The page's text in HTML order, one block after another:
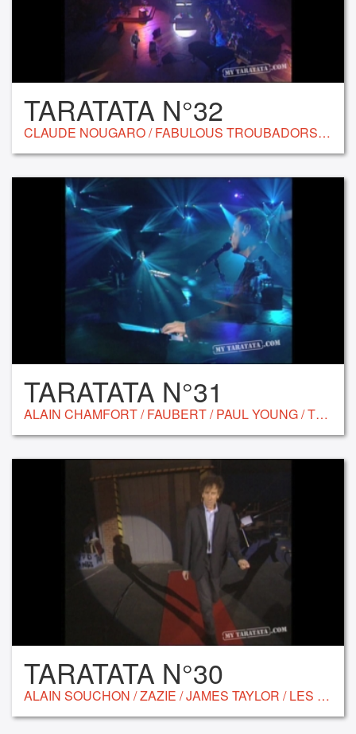
TARATATA N°32
CLAUDE NOUGARO / FABULOUS TROUBADORS / NILDA FERNANDEZ / DIDIER LOCKWOOD / DEE DEE BRIDGEWATTER / RICHARD GOTAINER
TARATATA N°31
ALAIN CHAMFORT / FAUBERT / PAUL YOUNG / THE POGUES / NINA MORATO / VIKTOR LAZLO / RICHARD BERRY
TARATATA N°30
ALAIN SOUCHON / ZAZIE / JAMES TAYLOR / LES INNOCENTS / VÉRONIQUE SANSON / ALAIN CHAMFORT